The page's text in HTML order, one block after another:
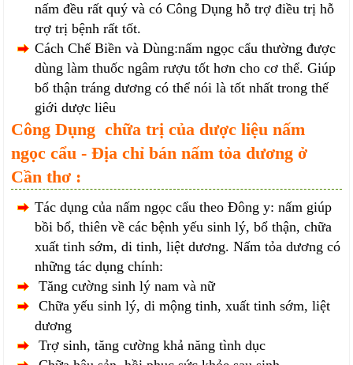
nấm đều rất quý và có Công Dụng hỗ trợ điều trị hỗ
trợ trị bệnh rất tốt.
Cách Chế Biền và Dùng:nấm ngọc cẩu thường được
dùng làm thuốc ngâm rượu tốt hơn cho cơ thể. Giúp
bổ thận tráng dương có thể nói là tốt nhất trong thế
giới dược liêu
Công Dụng chữa trị của dược liệu nấm
ngọc cẩu - Địa chỉ bán nấm tỏa dương ở
Cần thơ :
Tác dụng của nấm ngọc cẩu theo Đông y: nấm giúp
bồi bổ, thiên về các bệnh yếu sinh lý, bổ thận, chữa
xuất tinh sớm, di tinh, liệt dương. Nấm tỏa dương có
những tác dụng chính:
Tăng cường sinh lý nam và nữ
Chữa yếu sinh lý, di mộng tinh, xuất tinh sớm, liệt
dương
Trợ sinh, tăng cường khả năng tình dục